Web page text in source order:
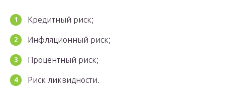
Кредитный риск;
Инфляционный риск;
Процентный риск;
Риск ликвидности.